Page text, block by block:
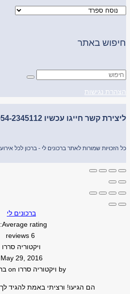
חיפוש באתר
הצהרת נגישות
ליצירת קשר חייגו עכשיו 054-2345112 (09:00-16:00)
כל הזכויות שמורות לאתר ברכונים לי - ברכון לכל
ברכונים לי
Average rating:
6 reviews
ויקטוריה סררו
May 29, 2016
by ויקטוריה סררו
הם הגיעו! ורציתי באמת להגיד